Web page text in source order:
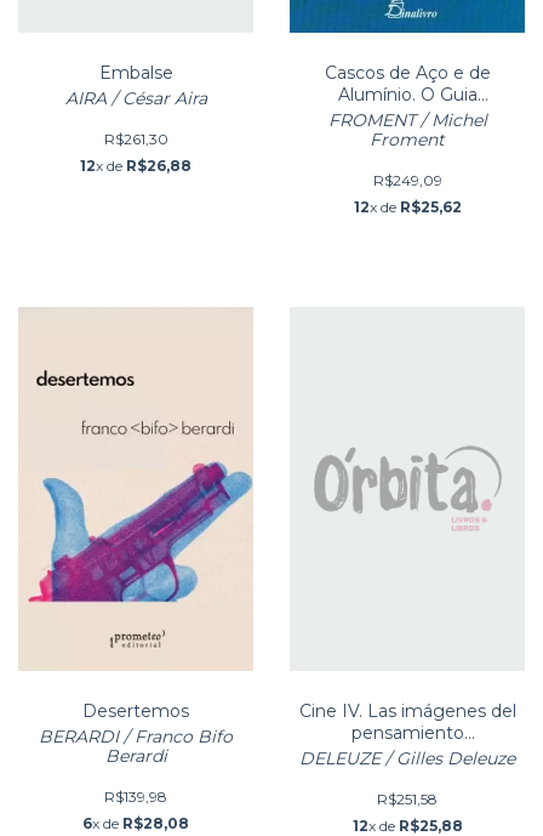
Embalse
AIRA / César Aira
R$261,30
12x de R$26,88
Cascos de Aço e de
Alumínio. O Guia
Completo Para a
Construção Profissional
FROMENT / Michel
Froment
R$249,09
12x de R$25,62
Desertemos
BERARDI / Franco Bifo
Berardi
R$139,98
6x de R$28,08
Cine IV. Las imágenes del
pensamiento
Automatismo, semiótica y
DELEUZE / Gilles Deleuze
R$251,58
12x de R$25,88